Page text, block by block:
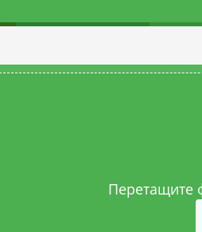
Перетащите